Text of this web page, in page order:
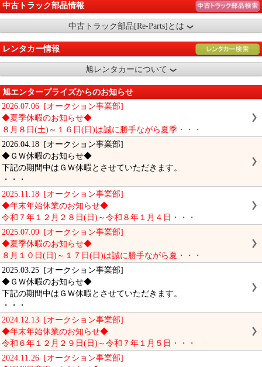
中古トラック部品情報
中古トラック部品[Re-Parts]とは
レンタカー情報
旭レンタカーについて
旭エンタープライズからのお知らせ
2026.07.06 [オークション事業部]
◆夏季休暇のお知らせ◆
８月８日(土)～１６日(日)は誠に勝手ながら夏季・・・
2026.04.18 [オークション事業部]
◆ＧＷ休暇のお知らせ◆
下記の期間中はＧＷ休暇とさせていただきます。
・・・
2025.11.18 [オークション事業部]
◆年末年始休業のお知らせ◆
令和７年１２月２８日(日)～令和８年１月４日・・・
2025.07.09 [オークション事業部]
◆夏季休暇のお知らせ◆
８月１０日(日)～１７日(日)は誠に勝手ながら夏・・・
2025.03.25 [オークション事業部]
◆ＧＷ休暇のお知らせ◆
下記の期間中はＧＷ休暇とさせていただきます。
・・・
2024.12.13 [オークション事業部]
◆年末年始休業のお知らせ◆
令和６年１２月２９日(日)～令和７年１月５日・・・
2024.11.26 [オークション事業部]